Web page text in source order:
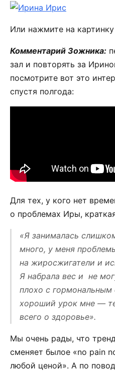
Или нажмите на картинку
Комментарий Зожника:
зал и повторять за
посмотрите вот это
спустя полгода:
Для тех, у кого нет
о проблемах Иры,
«Я занималась
много, у меня
на жиросжигатели и
Я набрала вес и не
плохо с
хороший урок мне —
всего о здоровье».
Мы очень рады, что
сменяет былое «no pain
любой ценой». А по